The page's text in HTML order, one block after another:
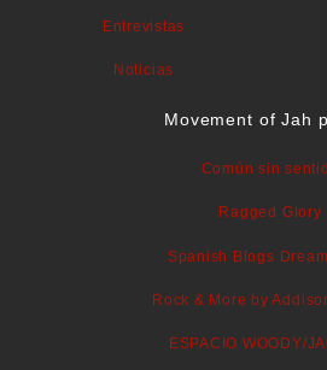
Entrevistas
Noticias
Movement of Jah
Común sin
Ragged Glory
Spanish Blogs
Rock & More by
ESPACIO WOODY/